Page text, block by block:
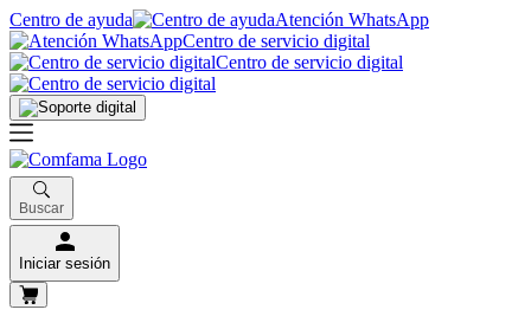
Centro de ayuda
Atención WhatsApp
Centro de servicio digital
Centro de servicio digital
Buscar
Iniciar sesión